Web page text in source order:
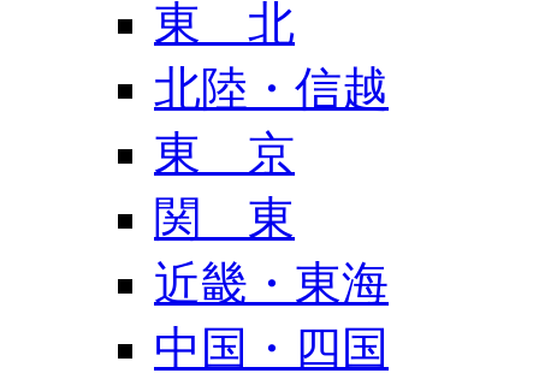
東 北
北陸・信越
東 京
関 東
近畿・東海
中国・四国